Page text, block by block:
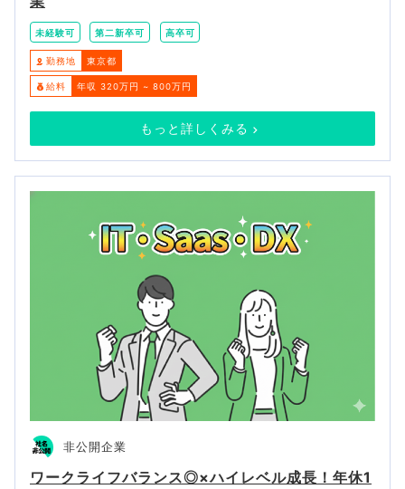
未経験可 第二新卒可 高卒可
勤務地 東京都
給料 年収 320万円 ~ 800万円
もっと詳しくみる
非公開企業
ワークライフバランス◎×ハイレベル成長！年休1